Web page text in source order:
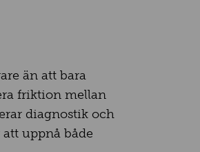
än att bara
friktion mellan
diagnostik och
uppnå både